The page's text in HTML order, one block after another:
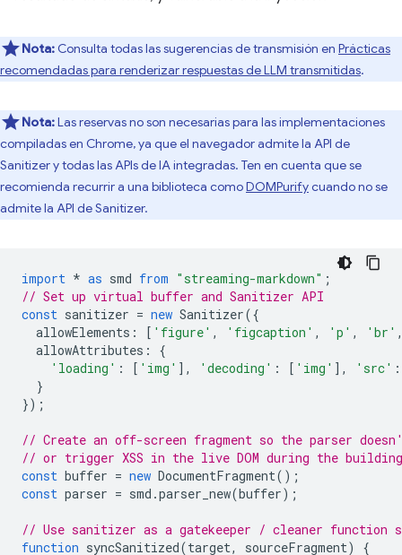
Nota: Consulta todas las sugerencias de transmisión en Prácticas
recomendadas para renderizar respuestas de LLM transmitidas.
Nota:Las reservas no son necesarias para las implementaciones
compiladas en Chrome, ya que el navegador admite la API de
Sanitizer y todas las APIs de IA integradas. Ten en cuenta que se
recomienda recurrir a una biblioteca comoDOMPurifycuando no se
admite la API de Sanitizer.
import * as smd from "streaming-markdown" ;
// Set up virtual buffer and Sanitizer API
const sanitizer = new Sanitizer({
allowElements : [ 'figure' , 'figcaption' , 'p' , 'br'
allowAttributes :
{
'loading' : [ 'img' ], 'decoding' : [ 'img' ], 'src' :
}
});
// Create an off-screen fragment so the parser
// or trigger XSS in the live DOM during the
const buffer = new DocumentFragment();
const parser = smd .parser_new(buffer);
// Use sanitizer as a gatekeeper / cleaner function
function syncSanitized(target, sourceFragment)
{